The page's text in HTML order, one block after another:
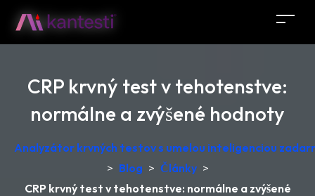
CRP krvný test v tehotenstve:
normálne a zvýšené hodnoty
Analyzátor krvných testov s umelou inteligenciou
> Blog > Články >
CRP krvný test v tehotenstve: normálne a zvýšené